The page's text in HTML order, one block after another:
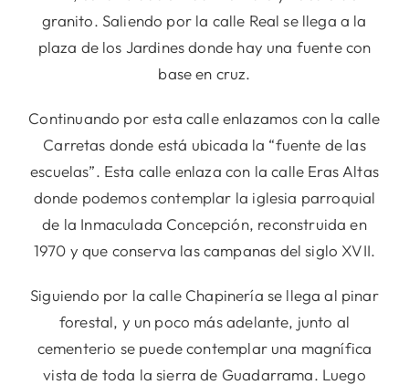
granito. Saliendo por la calle Real se llega a la
plaza de los Jardines donde hay una fuente con
base en cruz.
Continuando por esta calle enlazamos con la calle
Carretas donde está ubicada la “fuente de las
escuelas”. Esta calle enlaza con la calle Eras Altas
donde podemos contemplar la iglesia parroquial
de la Inmaculada Concepción, reconstruida en
1970 y que conserva las campanas del siglo XVII.
Siguiendo por la calle Chapinería se llega al pinar
forestal, y un poco más adelante, junto al
cementerio se puede contemplar una magnífica
vista de toda la sierra de Guadarrama. Luego